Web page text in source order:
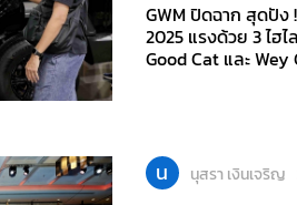
GWM ปิดฉาก สุดปั
2025 แรงด้วย 3 ไฮ
Good Cat และ Wey
น นุสรา เงินเจริญ